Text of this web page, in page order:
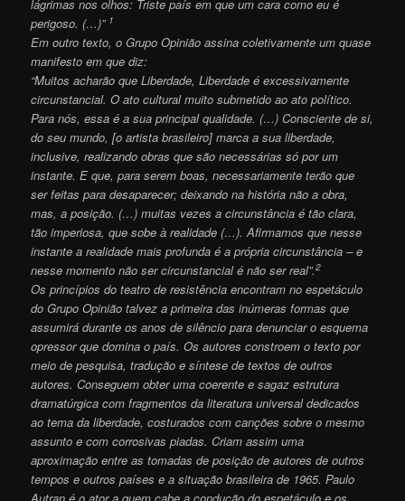
lágrimas nos olhos: Triste país em que um cara como eu é
perigoso.(…)” 1
Em outro texto, o Grupo Opinião assina coletivamente um quase
manifesto em que diz:
“Muitos acharão que Liberdade, Liberdade é excessivamente
circunstancial. O ato cultural muito submetido ao ato político.
Para nós, essa é a sua principal qualidade. (…) Consciente de si,
do seu mundo, [o artista brasileiro] marca a sua liberdade,
inclusive, realizando obras que são necessárias só por um
instante. E que, para serem boas, necessariamente terão que
ser feitas para desaparecer; deixando na história não a obra,
mas, a posição. (…) muitas vezes a circunstância é tão clara,
tão imperiosa, que sobe à realidade (…). Afirmamos que nesse
instante a realidade mais profunda é a própria circunstância – e
nesse momento não ser circunstancial é não ser real”.2
Os princípios do teatro de resistência encontram no espetáculo
do Grupo Opinião talvez a primeira das inúmeras formas que
assumirá durante os anos de silêncio para denunciar o esquema
opressor que domina o país. Os autores constroem o texto por
meio de pesquisa, tradução e síntese de textos de outros
autores. Conseguem obter uma coerente e sagaz estrutura
dramatúrgica com fragmentos da literatura universal dedicados
ao tema da liberdade, costurados com canções sobre o mesmo
assunto e com corrosivas piadas. Criam assim uma
aproximação entre as tomadas de posição de autores de outros
tempos e outros países e a situação brasileira de 1965.Paulo